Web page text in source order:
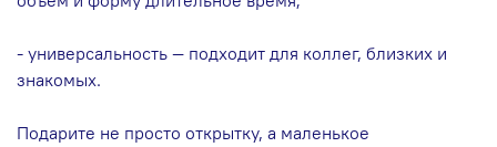
- универсальность — подходит для коллег, близких и
знакомых.
Подарите не просто открытку, а маленькое